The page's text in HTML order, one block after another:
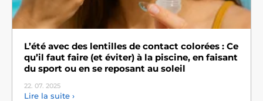
L’été avec des lentilles de contact colorées : Ce
qu’il faut faire (et éviter) à la piscine, en faisant
du sport ou en se reposant au soleil
22. 07. 2025
Lire la suite ›